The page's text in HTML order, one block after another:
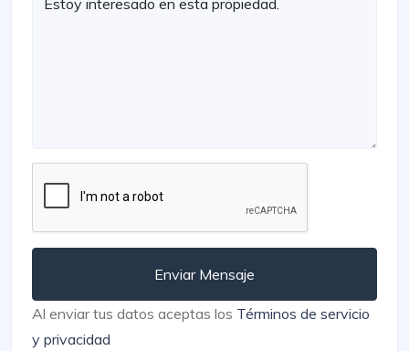
Enviar Mensaje
Al enviar tus datos aceptas los Términos de servicio
y privacidad